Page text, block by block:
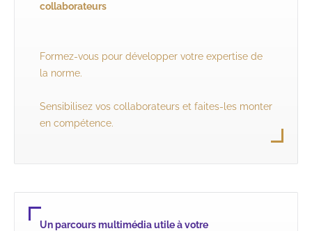
collaborateurs
Formez-vous pour développer votre expertise de
la norme.
Sensibilisez vos collaborateurs et faites-les monter
en compétence.
Un parcours multimédia utile à votre